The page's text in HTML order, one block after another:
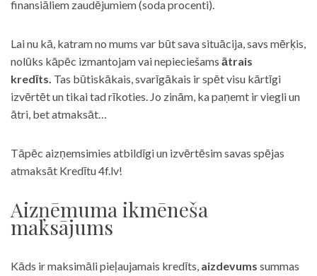
finansiāliem zaudējumiem (soda procenti).
Lai nu kā, katram no mums var būt sava situācija, savs mērķis,
nolūks kāpēc izmantojam vai nepieciešams ātrais
kredīts. Tas būtiskākais, svarīgākais ir spēt visu kārtīgi
izvērtēt un tikai tad rīkoties. Jo zinām, ka paņemt ir viegli un
ātri, bet atmaksāt…
Tāpēc aizņemsimies atbildīgi un izvērtēsim savas spējas
atmaksāt Kredītu 4f.lv!
Aizņēmuma ikmēneša
maksājums
Kāds ir maksimāli pieļaujamais kredīts, aizdevums summas